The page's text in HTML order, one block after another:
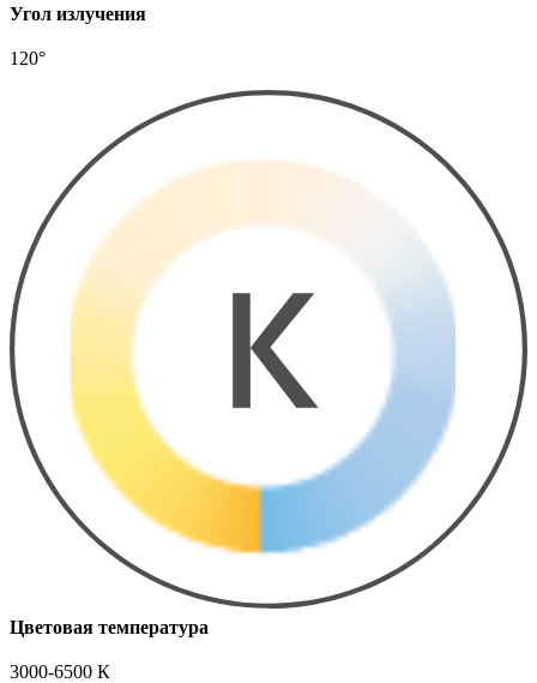
Угол излучения
120°
Цветовая температура
3000-6500 К